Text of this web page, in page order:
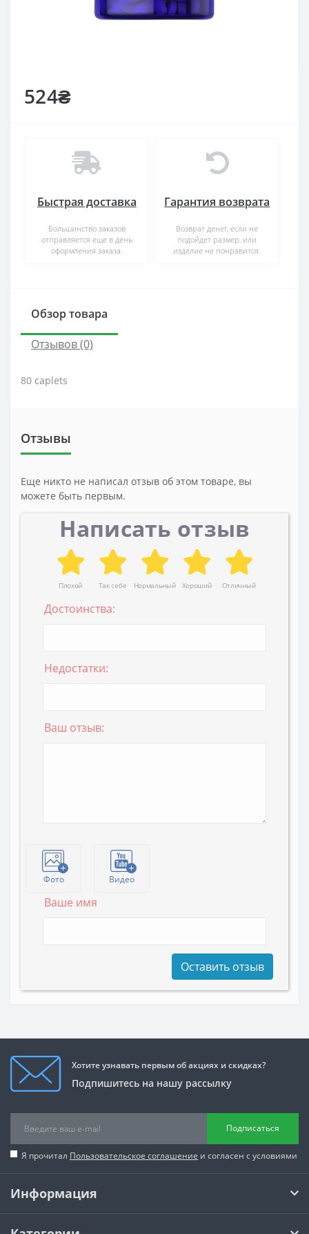
524₴
Быстрая доставка
Большинство заказов
отправляется еще в день
оформления заказа.
Гарантия возврата
Возврат денег, если не
подойдет размер, или
изделие не понравится.
Обзор товара
Отзывов (0)
80 caplets
Отзывы
Еще никто не написал отзыв об этом товаре, вы
можете быть первым.
Написать отзыв
Плохой Так себе Нормальный Хороший Отличный
Достоинства:
Недостатки:
Ваш отзыв:
Фото Видео
Ваше имя
Оставить отзыв
Хотите узнавать первым об акциях и скидках?
Подпишитесь на нашу рассылку
Подписаться
Я прочитал Пользовательское соглашение и согласен с условиями
Информация